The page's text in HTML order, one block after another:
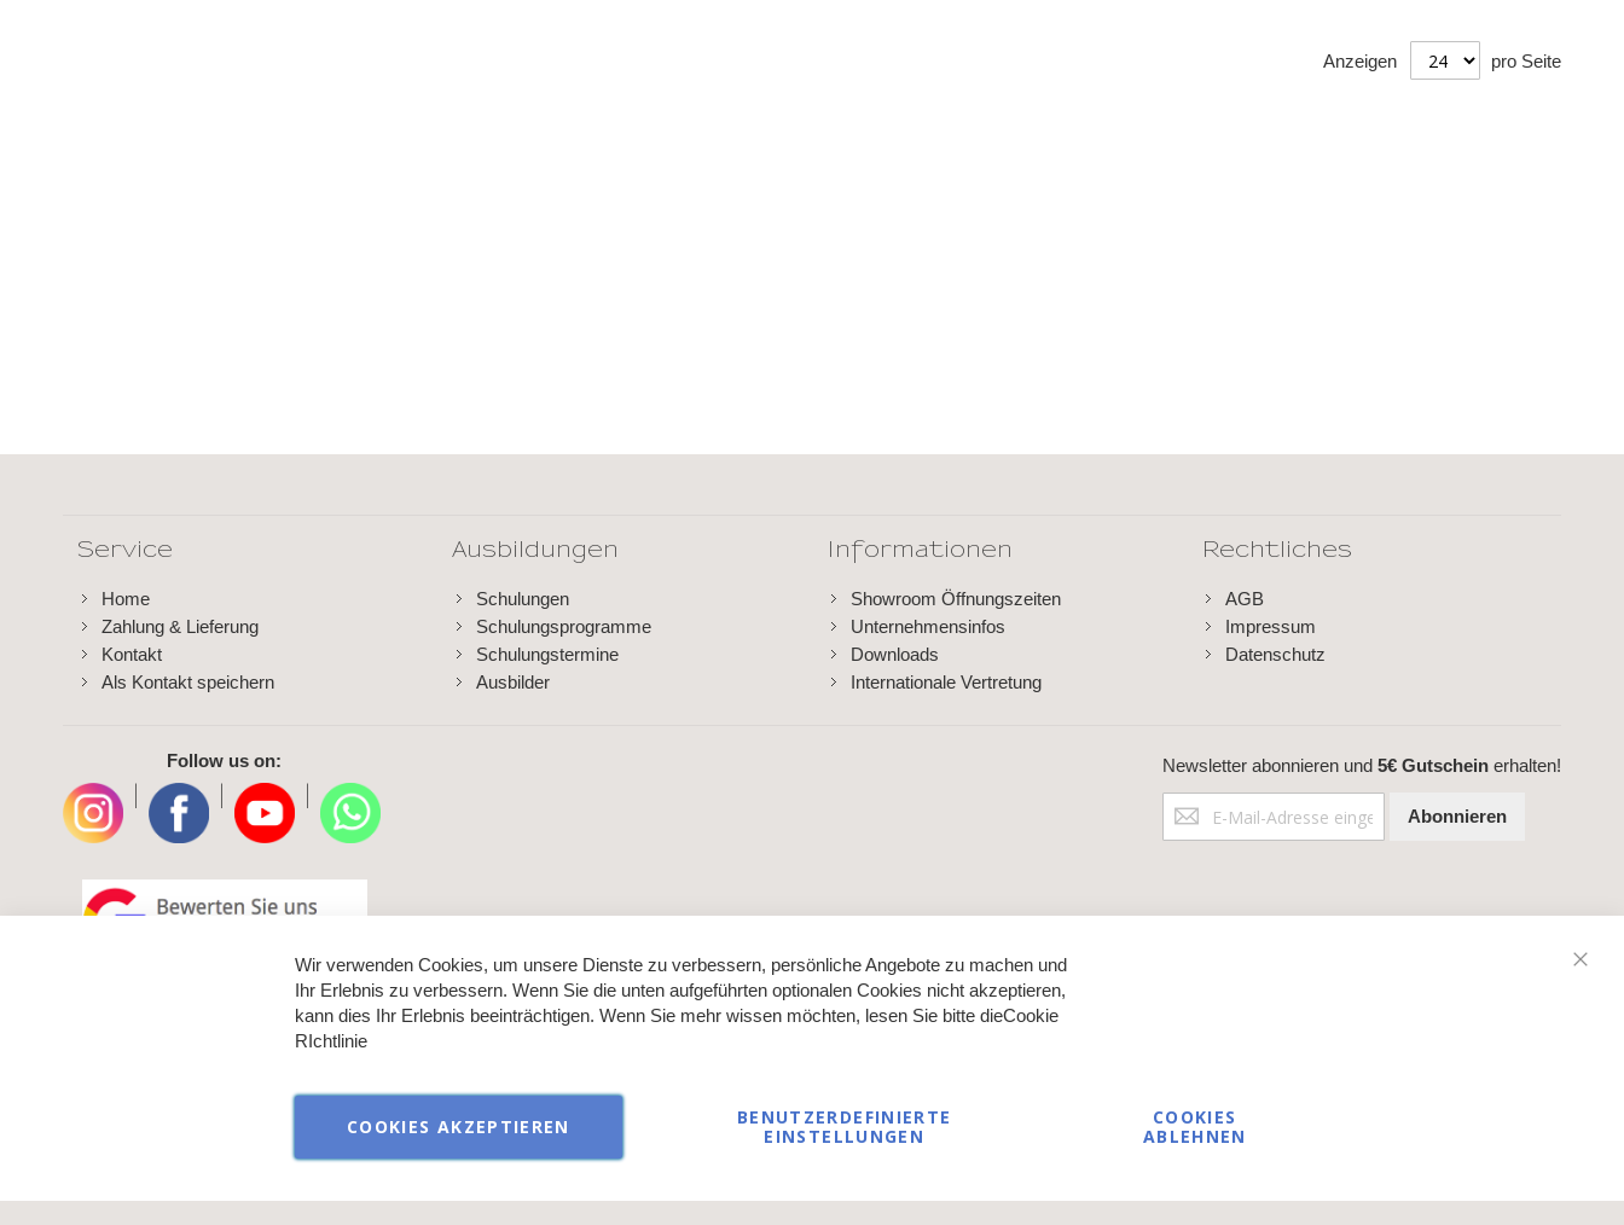
Anzeigen pro Seite
Service
Home
Zahlung & Lieferung
Kontakt
Als Kontakt speichern
Ausbildungen
Schulungen
Schulungsprogramme
Schulungstermine
Ausbilder
Informationen
Showroom Öffnungszeiten
Unternehmensinfos
Downloads
Internationale Vertretung
Rechtliches
AGB
Impressum
Datenschutz
Follow us on: Newsletter abonnieren und5€ Gutschein erhalten!
Anmeldung
zum
Abonnieren
Verkauf ausschließlich an Gewerbetreibende oder Personen mit Zertifikat im kosmetischen Bereich
Wir verwenden Cookies, um unsere Dienste zu verbessern, persönliche Angebote zu machen und
Ihr Erlebnis zu verbessern. Wenn Sie die unten aufgeführten optionalen Cookies nicht akzeptieren,
kann dies Ihr Erlebnis beeinträchtigen. Wenn Sie mehr wissen möchten, lesen Sie bitte dieCookie
RIchtlinie
COOKIES AKZEPTIEREN
BENUTZERDEFINIERTE
EINSTELLUNGEN
COOKIES
ABLEHNEN